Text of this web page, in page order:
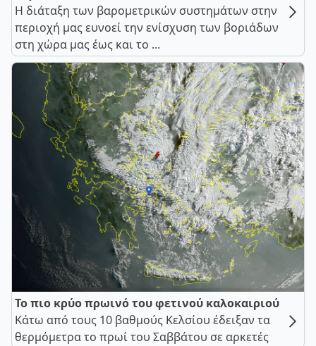
Η διάταξη των βαρομετρικών συστημάτων στην
περιοχή μας ευνοεί την ενίσχυση των βοριάδων
στη χώρα μας έως και το ...
Το πιο κρύο πρωινό του φετινού καλοκαιριού
Κάτω από τους 10 βαθμούς Κελσίου έδειξαν τα
θερμόμετρα το πρωί του Σαββάτου σε αρκετές